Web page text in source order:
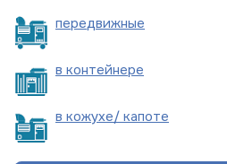
передвижные
в контейнере
в кожухе/ капоте